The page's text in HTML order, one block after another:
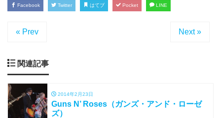
Facebook Twitter はてブ Pocket LINE
« Prev Next »
関連記事
2014年2月23日
Guns N’ Roses（ガンズ・アンド・ローゼ
ズ）